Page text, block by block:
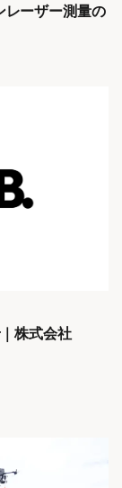
ーザー測量の
株式会社